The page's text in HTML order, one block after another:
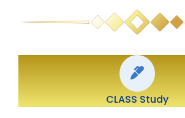
CLASS Study